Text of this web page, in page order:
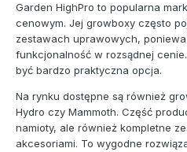
Garden HighPro to popularna
cenowym. Jej growboxy często
zestawach uprawowych,
funkcjonalność w rozsądnej
być bardzo praktyczna opcja.
Na rynku dostępne są również
Hydro czy Mammoth. Część
namioty, ale również kompletne
akcesoriami. To wygodne